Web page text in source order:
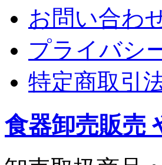
お問い合わ
プライバシ
特定商取引
食器卸売販売